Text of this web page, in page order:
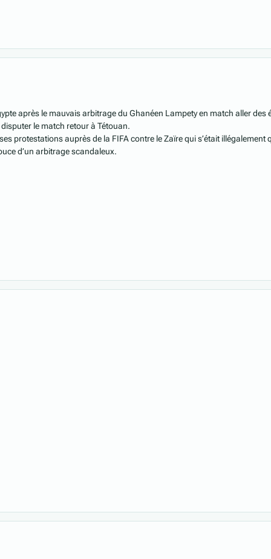
après le mauvais arbitrage du Ghanéen Lampety en match aller
le match retour à Tétouan.
protestations auprès de la FIFA contre le Zaïre qui s’était
d’un arbitrage scandaleux.